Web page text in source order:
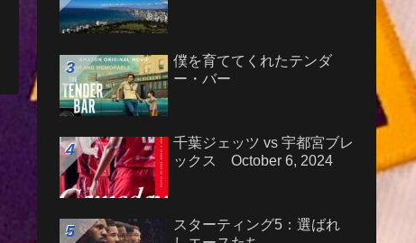
僕を育ててくれたテンダ
ー・バー
千葉ジェッツ vs 宇都宮ブレ
ックス October 6, 2024
スターティング5：選ばれ